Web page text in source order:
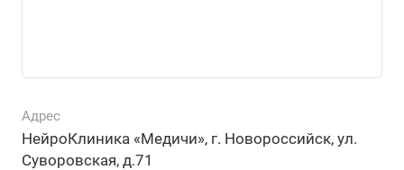
Адрес
НейроКлиника «Медичи», г. Новороссийск, ул.
Суворовская, д.71